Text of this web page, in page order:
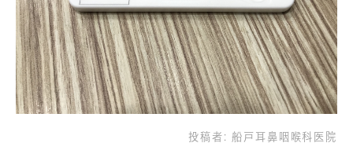
投稿者:船戸耳鼻咽喉科医院